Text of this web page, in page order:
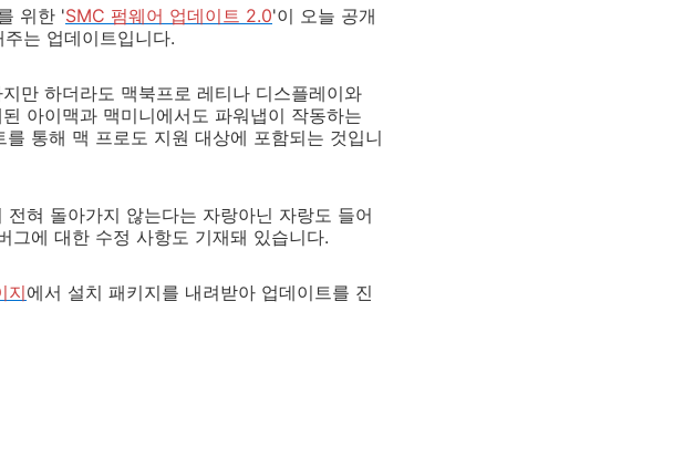
위한 'SMC 펌웨어 업데이트 2.0'이 오늘 공개
는 업데이트입니다.
만 하더라도 맥북프로 레티나 디스플레이와
아이맥과 맥미니에서도 파워냅이 작동하는
통해 맥 프로도 지원 대상에 포함되는 것입니
혀 돌아가지 않는다는 자랑아닌 자랑도 들어
그에 대한 수정 사항도 기재돼 있습니다.
지에서 설치 패키지를 내려받아 업데이트를 진